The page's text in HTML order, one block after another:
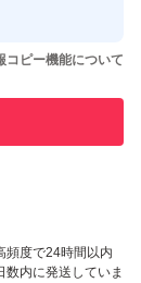
績があります
ます
頻度で24時間以内
数内に発送していま
コピー機能について